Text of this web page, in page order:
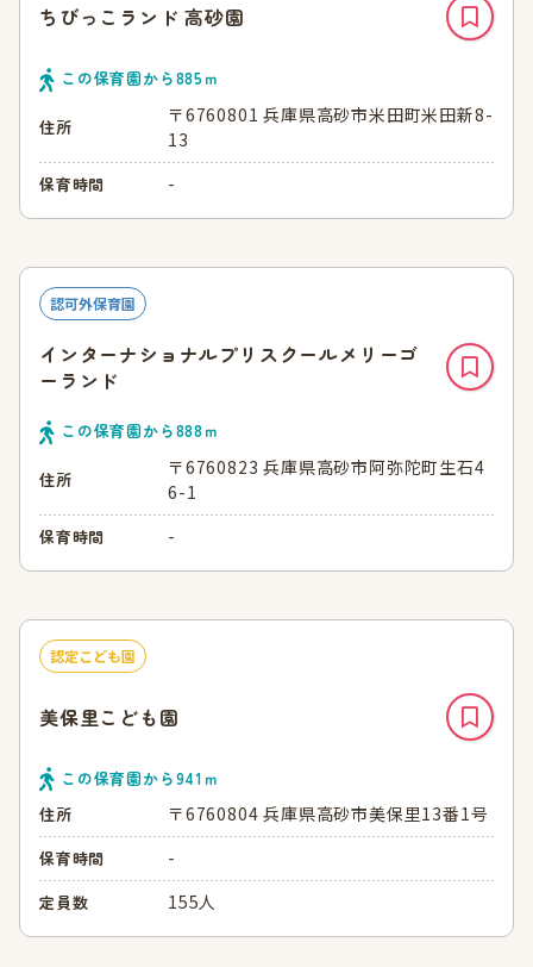
ちびっこランド 高砂園
この保育園から885ｍ
住所
〒6760801 兵庫県高砂市米田町米田新8-
13
保育時間 -
認可外保育園
インターナショナルプリスクールメリーゴ
ーランド
この保育園から888ｍ
住所
〒6760823 兵庫県高砂市阿弥陀町生石4
6-1
保育時間 -
認定こども園
美保里こども園
この保育園から941 ｍ
住所
〒6760804 兵庫県高砂市美保里13番1号
保育時間 -
定員数 155人